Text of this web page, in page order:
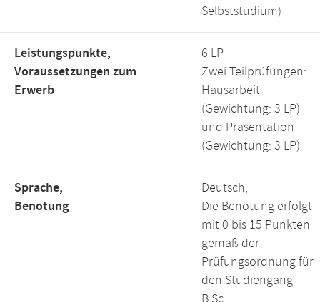
Selbststudium)
Leistungspunkte,
Voraussetzungen zum
Erwerb
6 LP
Zwei Teilprüfungen:
Hausarbeit
(Gewichtung: 3 LP)
und Präsentation
(Gewichtung: 3 LP)
Sprache,
Benotung
Deutsch,
Die Benotung erfolgt
mit 0 bis 15 Punkten
gemäß der
Prüfungsordnung für
den Studiengang